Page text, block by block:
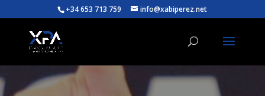
+34 653 713 759 info@xabiperez.net